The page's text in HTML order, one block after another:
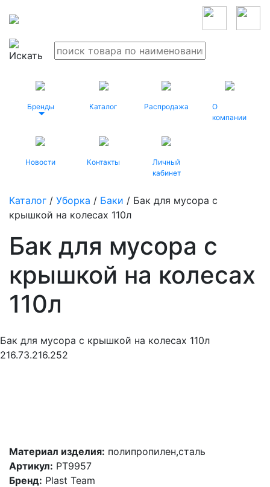
Бренды Каталог Распродажа
О
компании
Новости Контакты
Личный
кабинет
Каталог / Уборка / Баки / Бак для мусора с
крышкой на колесах 110л
Бак для мусора с
крышкой на колесах
110л
Бак для мусора с крышкой на колесах 110л
216.73.216.252
Материал изделия: полипропилен,сталь
Артикул: PT9957
Бренд: Plast Team